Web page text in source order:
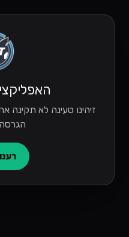
זיהינו טעינה לא תקינה